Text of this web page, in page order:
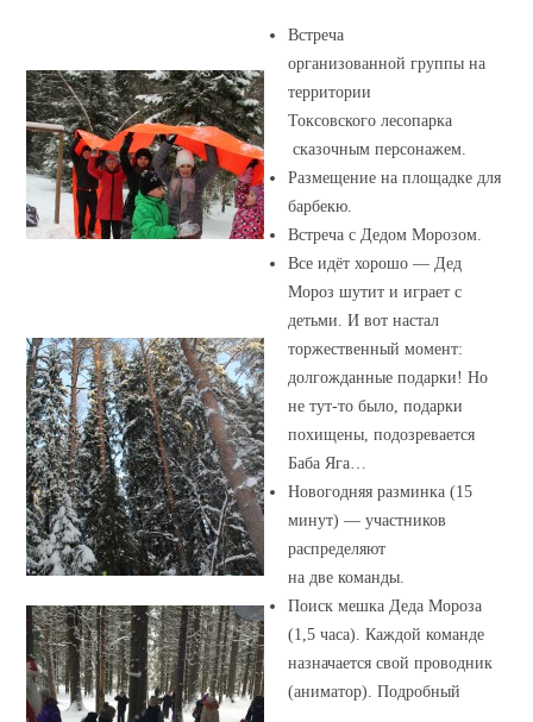
Встреча
организованной группы на
территории
Токсовского лесопарка
сказочным персонажем.
Размещение на площадке для
барбекю.
Встреча с Дедом Морозом.
Все идёт хорошо — Дед
Мороз шутит и играет с
детьми. И вот настал
торжественный момент:
долгожданные подарки! Но
не тут-то было, подарки
похищены, подозревается
Баба Яга…
Новогодняя разминка (15
минут) — участников
распределяют
на две команды.
Поиск мешка Деда Мороза
(1,5 часа). Каждой команде
назначается свой проводник
(аниматор). Подробный